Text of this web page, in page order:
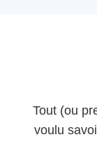
Tout (ou
voulu